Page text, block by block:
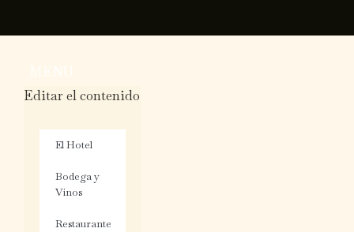
Editar el contenido
El Hotel
Bodega y
Vinos
Restaurante